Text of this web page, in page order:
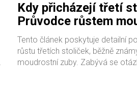
Kdy přicházejí třetí
Průvodce růstem
zubů
Tento článek poskytuje detailní
růstu třetích stoliček, běžně
moudrostní zuby. Zabývá se